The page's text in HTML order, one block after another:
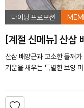
다이닝 프로모션
[계절 신메뉴] 산삼
산삼 배양근과 고소한 들깨
기운을 채우는 특별한 보양